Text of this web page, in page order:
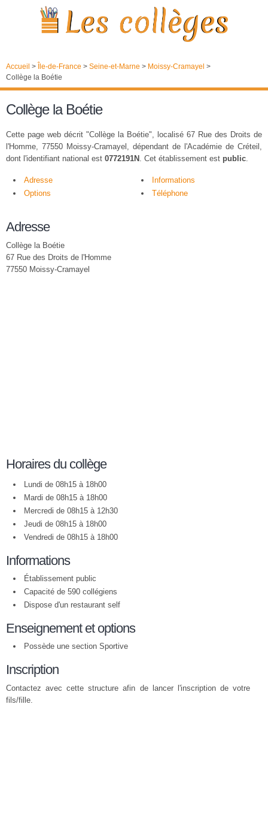
Accueil > Île-de-France > Seine-et-Marne > Moissy-Cramayel >
Collège la Boétie
Collège la Boétie
Cette page web décrit "Collège la Boétie", localisé 67 Rue des Droits de
l'Homme, 77550 Moissy-Cramayel, dépendant de l'Académie de Créteil,
dont l'identifiant national est 0772191N . Cet établissement est public.
Adresse
Informations
Options
Téléphone
Adresse
Collège la Boétie
67 Rue des Droits de l'Homme
77550 Moissy-Cramayel
Horaires du collège
Lundi de 08h15 à 18h00
Mardi de 08h15 à 18h00
Mercredi de 08h15 à 12h30
Jeudi de 08h15 à 18h00
Vendredi de 08h15 à 18h00
Informations
Établissement public
Capacité de 590 collégiens
Dispose d'un restaurant self
Enseignement et options
Possède une section Sportive
Inscription
Contactez avec cette structure afin de lancer l'inscription de votre
fils/fille.